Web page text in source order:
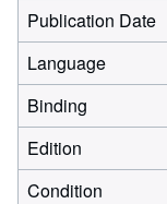
Publication Date
Language
Binding
Edition
Condition